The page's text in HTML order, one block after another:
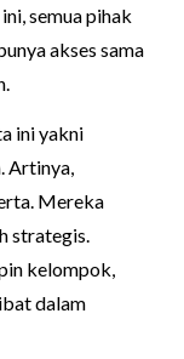
semua pihak
akses sama
ini yakni
Artinya,
Mereka
strategis.
kelompok,
dalam